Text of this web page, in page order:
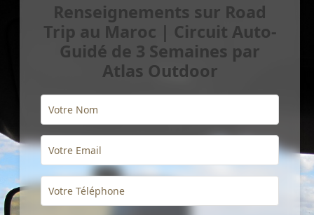
Renseignements sur Road
Trip au Maroc | Circuit Auto-
Guidé de 3 Semaines par
Atlas Outdoor